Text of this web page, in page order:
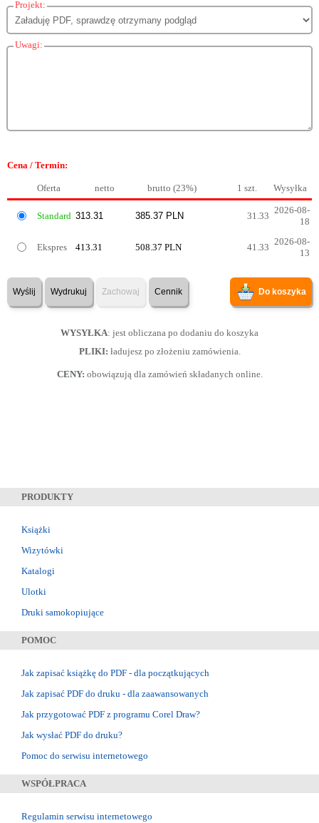
Projekt:
Uwagi:
Cena / Termin:
Oferta netto brutto (23%) 1 szt. Wysyłka
Standard 31.33
2026-08-
18
Ekspres 413.31 508.37 PLN 41.33
2026-08-
13
Wyślij Wydrukuj Zachowaj Cennik Do koszyka
WYSYŁKA: jest obliczana po dodaniu do koszyka
PLIKI: ładujesz po złożeniu zamówienia.
CENY: obowiązują dla zamówień składanych online.
PRODUKTY
Książki
Wizytówki
Katalogi
Ulotki
Druki samokopiujące
POMOC
Jak zapisać książkę do PDF - dla początkujących
Jak zapisać PDF do druku - dla zaawansowanych
Jak przygotować PDF z programu Corel Draw?
Jak wysłać PDF do druku?
Pomoc do serwisu internetowego
WSPÓŁPRACA
Regulamin serwisu internetowego